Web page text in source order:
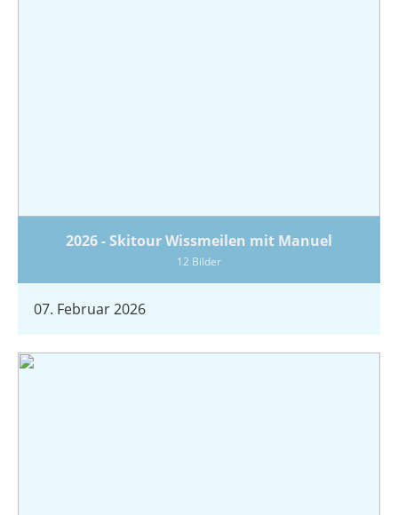
2026 - Skitour Wissmeilen mit Manuel
12 Bilder
07. Februar 2026